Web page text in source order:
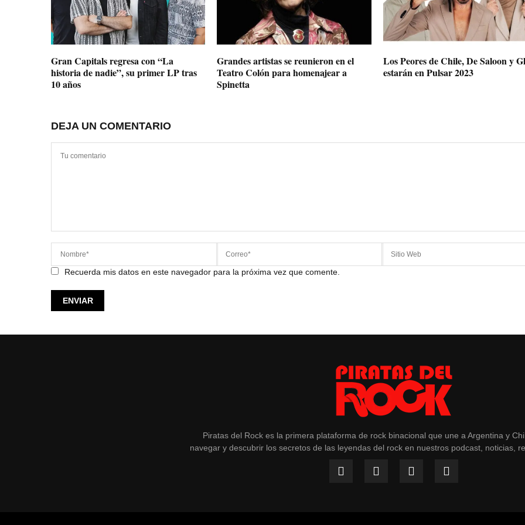
Gran Capitals regresa con “La
historia de nadie”, su primer LP tras
10 años
Grandes artistas se reunieron en el
Teatro Colón para homenajear a
Spinetta
Los Peores de Chile, De Saloon y
estarán en Pulsar 2023
DEJA UN COMENTARIO
Recuerda mis datos en este navegador para la próxima vez que comente.
Piratas del Rock es la primera plataforma de rock binacional que une a Argentina y
navegar y descubrir los secretos de las leyendas del rock en nuestros podcast, noticias,